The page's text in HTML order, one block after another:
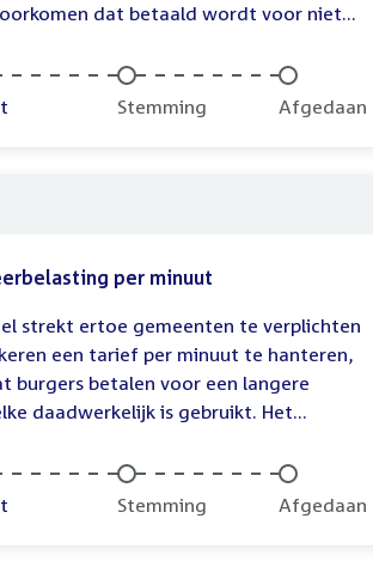
dat betaald wordt voor niet...
Onvoltooid:
Stemming Onvoltooid:
Afgedaan
per minuut
strekt ertoe gemeenten te verplichten
een tarief per minuut te hanteren,
burgers betalen voor een langere
daadwerkelijk is gebruikt. Het...
Onvoltooid:
Stemming Onvoltooid:
Afgedaan